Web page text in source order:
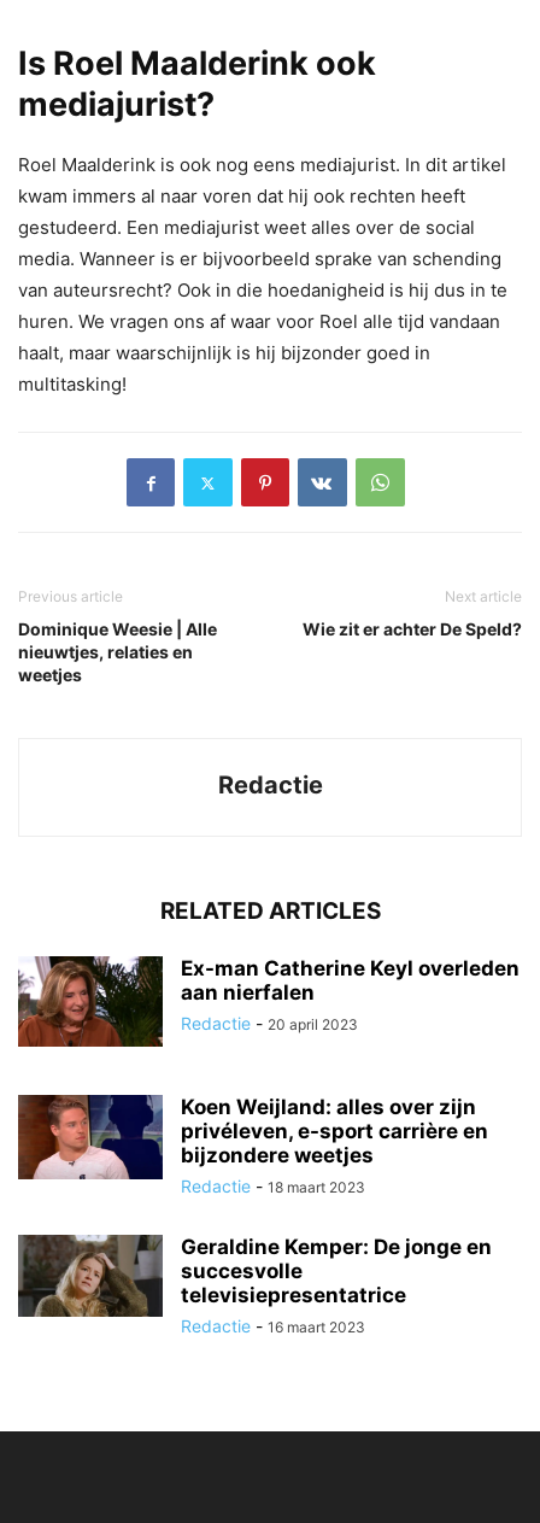
Is Roel Maalderink ook
mediajurist?
Roel Maalderink is ook nog eens mediajurist. In dit artikel
kwam immers al naar voren dat hij ook rechten heeft
gestudeerd. Een mediajurist weet alles over de social
media. Wanneer is er bijvoorbeeld sprake van schending
van auteursrecht? Ook in die hoedanigheid is hij dus in te
huren. We vragen ons af waar voor Roel alle tijd vandaan
haalt, maar waarschijnlijk is hij bijzonder goed in
multitasking!
Previous article
Dominique Weesie | Alle
nieuwtjes, relaties en
weetjes
Next article
Wie zit er achter De Speld?
Redactie
RELATED ARTICLES
Ex-man Catherine Keyl overleden
aan nierfalen
Redactie - 20 april 2023
Koen Weijland: alles over zijn
privéleven, e-sport carrière en
bijzondere weetjes
Redactie - 18 maart 2023
Geraldine Kemper: De jonge en
succesvolle
televisiepresentatrice
Redactie - 16 maart 2023